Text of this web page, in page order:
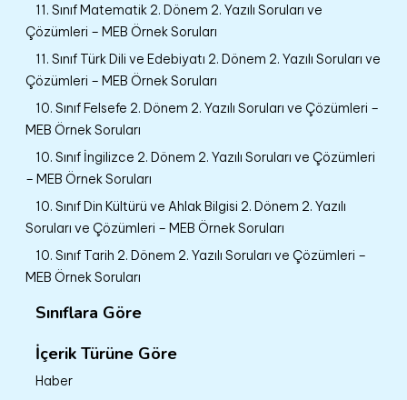
11. Sınıf Matematik 2. Dönem 2. Yazılı Soruları ve
Çözümleri – MEB Örnek Soruları
11. Sınıf Türk Dili ve Edebiyatı 2. Dönem 2. Yazılı Soruları ve
Çözümleri – MEB Örnek Soruları
10. Sınıf Felsefe 2. Dönem 2. Yazılı Soruları ve Çözümleri –
MEB Örnek Soruları
10. Sınıf İngilizce 2. Dönem 2. Yazılı Soruları ve Çözümleri
– MEB Örnek Soruları
10. Sınıf Din Kültürü ve Ahlak Bilgisi 2. Dönem 2. Yazılı
Soruları ve Çözümleri – MEB Örnek Soruları
10. Sınıf Tarih 2. Dönem 2. Yazılı Soruları ve Çözümleri –
MEB Örnek Soruları
Sınıflara Göre
İçerik Türüne Göre
Haber